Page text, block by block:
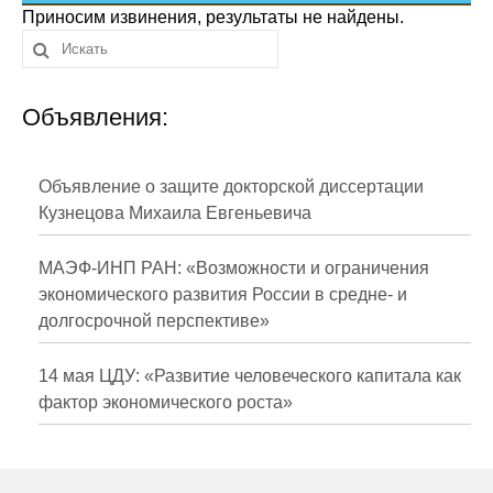
Сотрудники
Отчетность
Противодействие коррупции
Публикации
Научная жизнь
Издания
Проблемы прогнозирования
О журнале
Приносим извинения, результаты не найдены.
Объявления:
Объявление о защите докторской диссертации
Кузнецова Михаила Евгеньевича
МАЭФ-ИНП РАН: «Возможности и ограничения
экономического развития России в средне- и
долгосрочной перспективе»
14 мая ЦДУ: «Развитие человеческого капитала как
фактор экономического роста»